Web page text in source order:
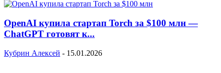
OpenAI купила стартап Torch за $100 млн —
ChatGPT готовят к...
Кубрин Алексей - 15.01.2026